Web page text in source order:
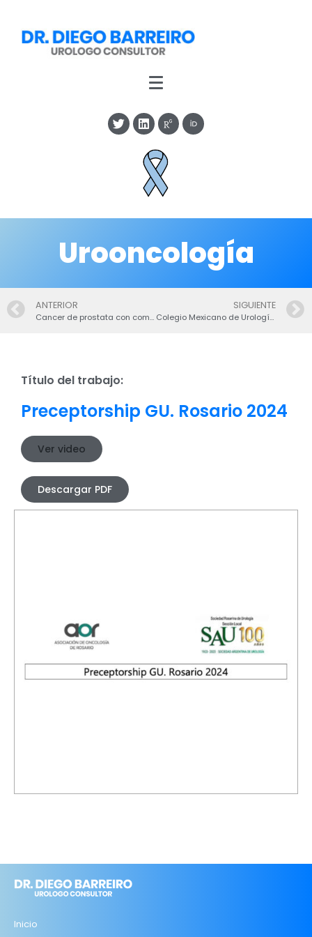
Urooncología
ANTERIOR
Cancer de prostata con compromiso ganglionar
SIGUIENTE
Colegio Mexicano de Urología Nacional SUMMIT V 3.0
Título del trabajo:
Preceptorship GU. Rosario 2024
Ver video
Descargar PDF
Inicio